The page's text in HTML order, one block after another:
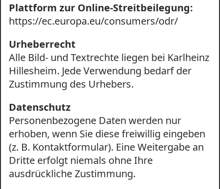
Plattform zur Online-Streitbeilegung:
https://ec.europa.eu/consumers/odr/
Urheberrecht
Alle Bild- und Textrechte liegen bei Karlheinz
Hillesheim. Jede Verwendung bedarf der
Zustimmung des Urhebers.
Datenschutz
Personenbezogene Daten werden nur
erhoben, wenn Sie diese freiwillig eingeben
(z. B. Kontaktformular). Eine Weitergabe an
Dritte erfolgt niemals ohne Ihre
ausdrückliche Zustimmung.